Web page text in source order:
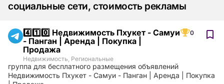
социальные сети, стоимость рекламы
4️⃣1️⃣0️⃣ Недвижимость Пхукет - Самуи
- Панган | Аренда | Покупка |
Продажа
0
Недвижимость, Региональные
группа для бесплатного размещения объявлений
Недвижимость Пхукет - Самуи - Панган | Аренда | Покупка